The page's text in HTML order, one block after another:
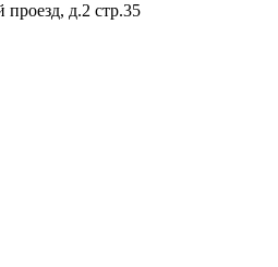
д.2 стр.35